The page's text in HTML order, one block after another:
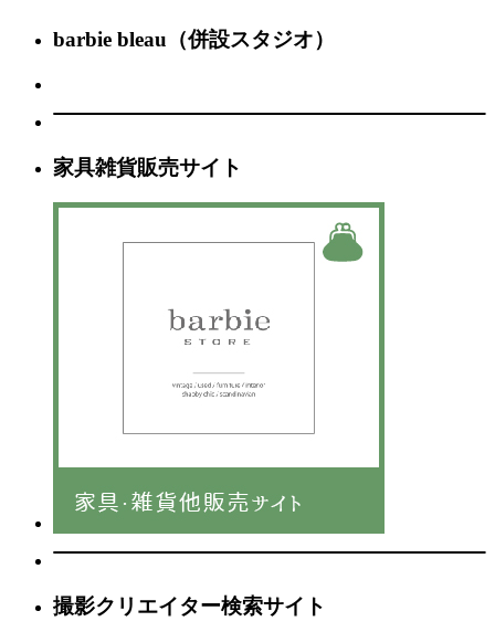
barbie bleau（併設スタジオ）
家具雑貨販売サイト
撮影クリエイター検索サイト